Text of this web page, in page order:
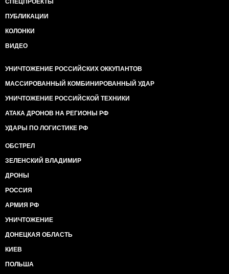
ходить, поэтому вы
устраиваете эти дешёвые цирки с «избиениями». В
воскресенье нужно
нужно, чтобы кого-то
ставки ставят, кто в
режима».
Вы мастера
дискредитировали понятия
«митинг», «восстание», «революция», теперь
Вот
(про раньше я вообще
молчу)? Что полезного вы сделали для страны?
Митинговали? Выступали у Шустера?
Где законопроекты? Где предложения по
планы модернизации промышленности?
Вы
говорите, что вы «европейские политики». Но
европейские политики так
Кличко. Они не разжигают
СПЕЦПРОЕКТЫ
ПУБЛИКАЦИИ
КОЛОНКИ
ВИДЕО
УНИЧТОЖЕНИЕ РОССИЙСКИХ ОККУПАНТОВ
МАССИРОВАННЫЙ КОМБИНИРОВАННЫЙ УДАР
УНИЧТОЖЕНИЕ РОССИЙСКОЙ ТЕХНИКИ
АТАКА ДРОНОВ НА РЕГИОНЫ РФ
УДАРЫ ПО ЛОГИСТИКЕ РФ
ОБСТРЕЛ
ЗЕЛЕНСКИЙ ВЛАДИМИР
ДРОНЫ
РОССИЯ
АРМИЯ РФ
УНИЧТОЖЕНИЕ
ДОНЕЦКАЯ ОБЛАСТЬ
КИЕВ
ПОЛЬША